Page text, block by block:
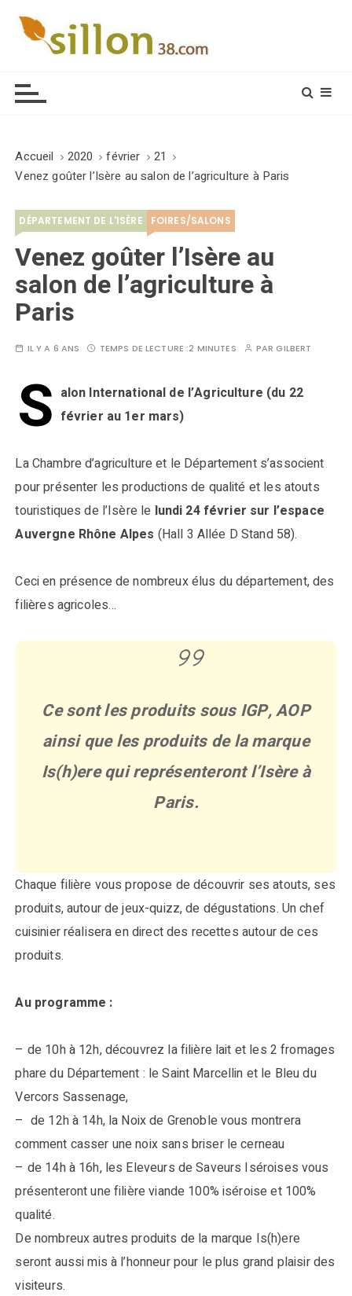
Accueil 2020 février
21
Venez goûter l’Isère au salon de l’agriculture à Paris
DÉPARTEMENT DE L'ISÈRE FOIRES/SALONS
Venez goûter l’Isère au
salon de l’agriculture à
Paris
IL Y A 6 ANS TEMPS DE LECTURE :2 MINUTES PARGILBERT
S alon International de l’Agriculture (du 22
février au 1er mars)
La Chambre d’agriculture et le Département s’associent
pour présenter les productions de qualité et les atouts
touristiques de l’Isère le lundi 24 février sur l’espace
Auvergne Rhône Alpes (Hall 3 Allée D Stand 58).
Ceci en présence de nombreux élus du département, des
filières agricoles…
Ce sont les produits sous IGP, AOP
ainsi que les produits de la marque
Is(h)ere qui représenteront l’Isère à
Paris.
Chaque filière vous propose de découvrir ses atouts, ses
produits, autour de jeux-quizz, de dégustations. Un chef
cuisinier réalisera en direct des recettes autour de ces
produits.
Au programme :
– de 10h à 12h, découvrez la filière lait et les 2 fromages
phare du Département : le Saint Marcellin et le Bleu du
Vercors Sassenage,
– de 12h à 14h, la Noix de Grenoble vous montrera
comment casser une noix sans briser le cerneau
– de 14h à 16h, les Eleveurs de Saveurs Iséroises vous
présenteront une filière viande 100% iséroise et 100%
qualité.
De nombreux autres produits de la marque Is(h)ere
seront aussi mis à l’honneur pour le plus grand plaisir des
visiteurs.